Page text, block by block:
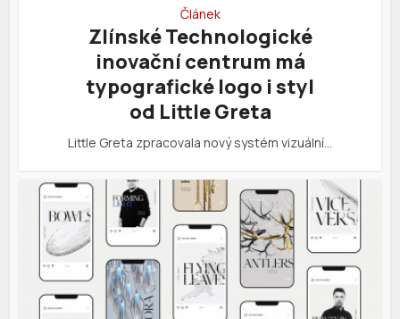
Článek
Zlínské Technologické
inovační centrum má
typografické logo i styl
od Little Greta
Little Greta zpracovala nový systém vizuální…